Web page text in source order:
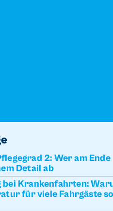
2: Wer am Ende
Detail ab
Krankenfahrten:
für viele Fahrgäste so